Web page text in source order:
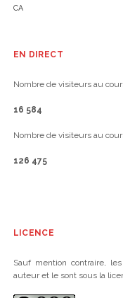
CA
EN DIRECT
Nombre de visiteurs au
16 584
Nombre de visiteurs au
126 475
LICENCE
Sauf mention contraire,
auteur et le sont sous la